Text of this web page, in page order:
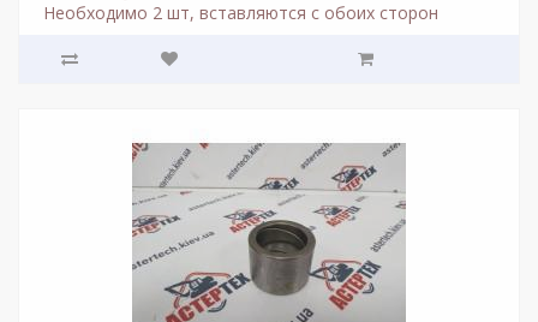
Необходимо 2 шт, вставляются с обоих сторон